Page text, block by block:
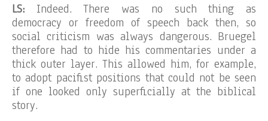
LS: Indeed. There was no such thing as
democracy or freedom of speech back then, so
social criticism was always dangerous. Bruegel
therefore had to hide his commentaries under a
thick outer layer. This allowed him, for example,
to adopt pacifist positions that could not be seen
if one looked only superficially at the biblical
story.